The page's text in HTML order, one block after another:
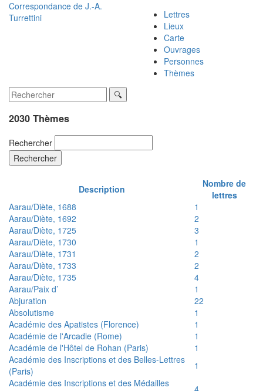
Correspondance de J.-A.
Turrettini
Lettres
Lieux
Carte
Ouvrages
Personnes
Thèmes
2030 Thèmes
Rechercher
Rechercher
Description
Nombre de
lettres
Aarau/Diète, 1688
1
Aarau/Diète, 1692
2
Aarau/Diète, 1725
3
Aarau/Diète, 1730
1
Aarau/Diète, 1731
2
Aarau/Diète, 1733
2
Aarau/Diète, 1735
4
Aarau/Paix d’
1
Abjuration
22
Absolutisme
1
Académie des Apatistes (Florence)
1
Académie de l'Arcadie (Rome)
1
Académie de l'Hôtel de Rohan (Paris)
1
Académie des Inscriptions et des Belles-Lettres
(Paris)
1
Académie des Inscriptions et des Médailles
4